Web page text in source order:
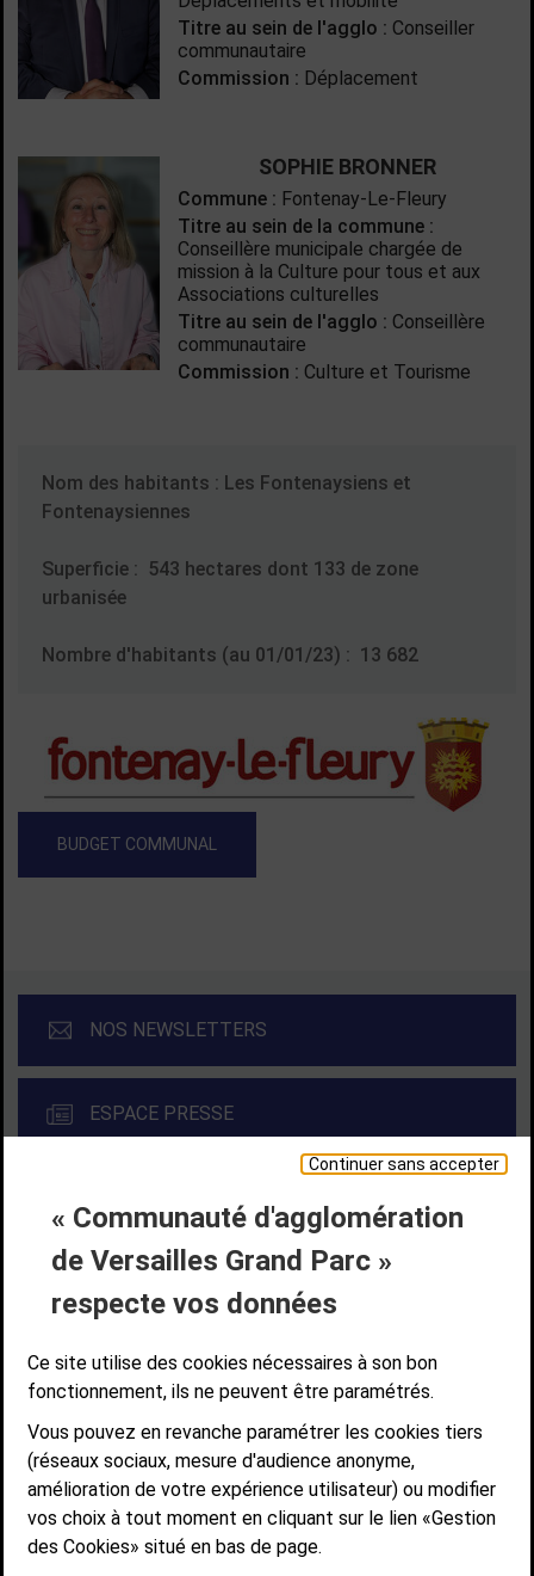
Continuer sans accepter
« Communauté d'agglomération
de Versailles Grand Parc »
respecte vos données
Ce site utilise des cookies nécessaires à son bon
fonctionnement, ils ne peuvent être paramétrés.
Vous pouvez en revanche paramétrer les cookies tiers
(réseaux sociaux, mesure d'audience anonyme,
amélioration de votre expérience utilisateur) ou modifier
vos choix à tout moment en cliquant sur le lien «Gestion
des Cookies» situé en bas de page.
Titre au sein de l'agglo : Conseiller
communautaire
Commission : Déplacement
SOPHIE BRONNER
Commune : Fontenay-Le-Fleury
Titre au sein de la commune :
Conseillère municipale chargée de
mission à la Culture pour tous et aux
Associations culturelles
Titre au sein de l'agglo : Conseillère
communautaire
Commission : Culture et Tourisme
Nom des habitants : Les Fontenaysiens et
Fontenaysiennes
Superficie : 543 hectares dont 133 de zone
urbanisée
Nombre d'habitants (au 01/01/23) : 13 682
Logo blason Fontenay-le-Fleury
BUDGET COMMUNAL
NOS NEWSLETTERS
ESPACE PRESSE
Liens bas de page
CONTACT MENTIONS LÉGALES
PLAN DE SITE
ACCESSIBILITÉ NUMÉRIQUE
GESTION DES COOKIES
Suivez-nous
SUIVEZ-NOUS SUR
Communauté d'agglomération de Versailles
Grand Parc
6, AVENUE DE PARIS - CS 10922 - 78009 VERSAILLES CEDEX
STANDARD : 01 39 66 30 00 - OUVERT DU LUNDI AU VENDREDI DE 9H À